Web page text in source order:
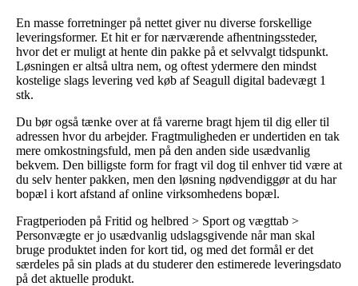
En masse forretninger på nettet giver nu diverse forskellige
leveringsformer. Et hit er for nærværende afhentningssteder,
hvor det er muligt at hente din pakke på et selvvalgt tidspunkt.
Løsningen er altså ultra nem, og oftest ydermere den mindst
kostelige slags levering ved køb af Seagull digital badevægt 1
stk.
Du bør også tænke over at få varerne bragt hjem til dig eller til
adressen hvor du arbejder. Fragtmuligheden er undertiden en tak
mere omkostningsfuld, men på den anden side usædvanlig
bekvem. Den billigste form for fragt vil dog til enhver tid være at
du selv henter pakken, men den løsning nødvendiggør at du har
bopæl i kort afstand af online virksomhedens bopæl.
Fragtperioden på Fritid og helbred > Sport og vægttab >
Personvægte er jo usædvanlig udslagsgivende når man skal
bruge produktet inden for kort tid, og med det formål er det
særdeles på sin plads at du studerer den estimerede leveringsdato
på det aktuelle produkt.